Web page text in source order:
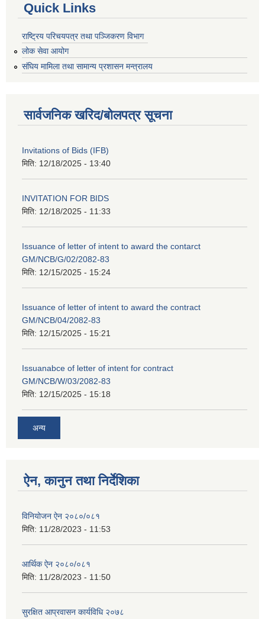
Quick Links
राष्ट्रिय परिचयपत्र तथा पञ्जिकरण विभाग
लोक सेवा आयोग
संघिय मामिला तथा सामान्य प्रशासन मन्त्रालय
सार्वजनिक खरिद/बोलपत्र सूचना
Invitations of Bids (IFB)
मिति: 12/18/2025 - 13:40
INVITATION FOR BIDS
मिति: 12/18/2025 - 11:33
Issuance of letter of intent to award the contarct
GM/NCB/G/02/2082-83
मिति: 12/15/2025 - 15:24
Issuance of letter of intent to award the contract
GM/NCB/04/2082-83
मिति: 12/15/2025 - 15:21
Issuanabce of letter of intent for contract
GM/NCB/W/03/2082-83
मिति: 12/15/2025 - 15:18
अन्य
ऐन, कानुन तथा निर्देशिका
विनियोजन ऐन २०८०/०८१
मिति: 11/28/2023 - 11:53
आर्थिक ऐन २०८०/०८१
मिति: 11/28/2023 - 11:50
सुरक्षित आप्रवासन कार्यविधि २०७८